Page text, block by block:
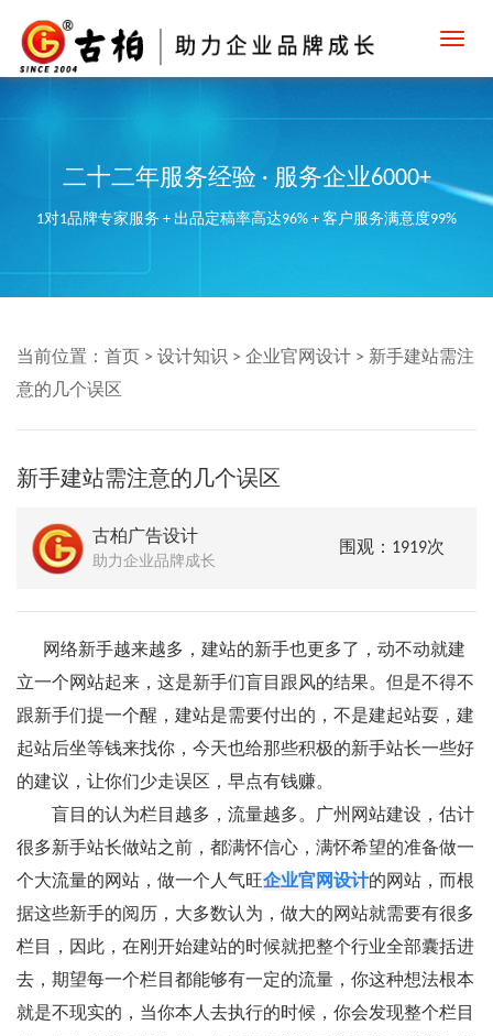
二十二年服务经验 · 服务企业6000+
1对1品牌专家服务 + 出品定稿率高达96% + 客户服务满意度99%
当前位置： 首页 > 设计知识 > 企业官网设计 > 新手建站需注
意的几个误区
新手建站需注意的几个误区
古柏广告设计
助力企业品牌成长
围观：1919次
网络新手越来越多，建站的新手也更多了，动不动就建
立一个网站起来，这是新手们盲目跟风的结果。但是不得不
跟新手们提一个醒，建站是需要付出的，不是建起站耍，建
起站后坐等钱来找你，今天也给那些积极的新手站长一些好
的建议，让你们少走误区，早点有钱赚。
盲目的认为栏目越多，流量越多。广州网站建设，估计
很多新手站长做站之前，都满怀信心，满怀希望的准备做一
个大流量的网站，做一个人气旺企业官网设计的网站，而根
据这些新手的阅历，大多数认为，做大的网站就需要有很多
栏目，因此，在刚开始建站的时候就把整个行业全部囊括进
去，期望每一个栏目都能够有一定的流量，你这种想法根本
就是不现实的，当你本人去执行的时候，你会发现整个栏目